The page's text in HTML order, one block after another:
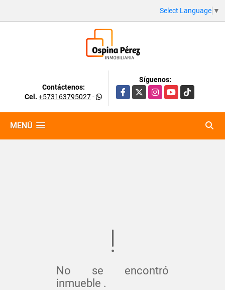
Select Language ▼
Contáctenos:
Cel. +573163795027-
Síguenos:
Facebook
X InstagramYouTubeTikTok
MENÚ
No se encontró
inmueble .